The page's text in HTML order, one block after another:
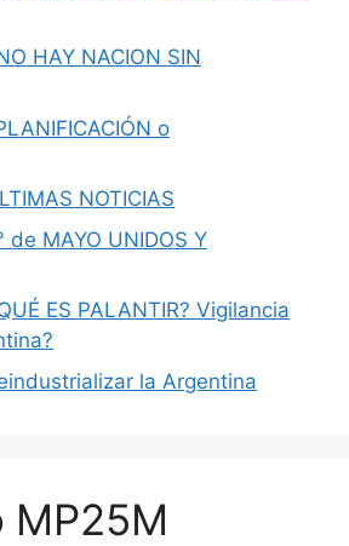
HAY NACION SIN
o
NOTICIAS
de MAYO UNIDOS Y
ES PALANTIR? Vigilancia
la Argentina
MP25M